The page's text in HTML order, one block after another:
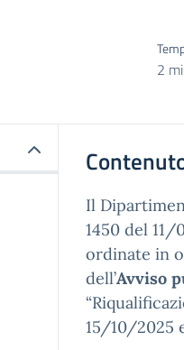
2
Il
1450 del
ordinate in
dell’Avviso
15/10/2025